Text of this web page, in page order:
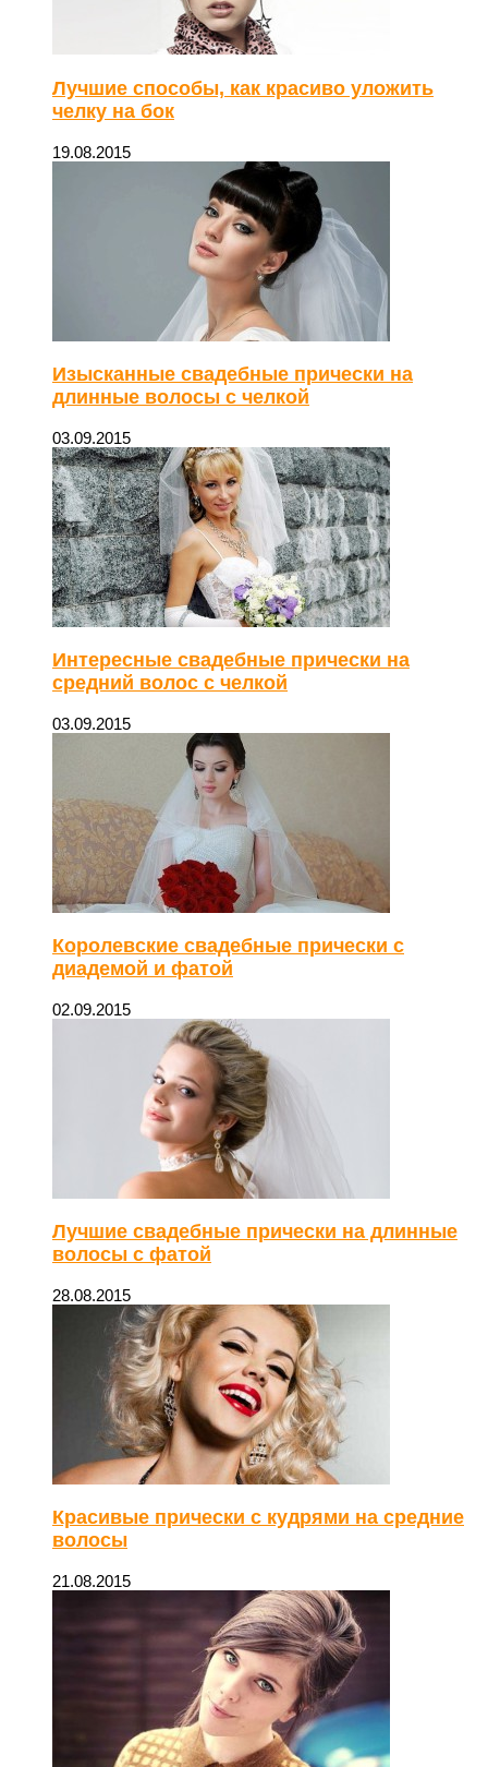
Лучшие способы, как красиво уложить
челку на бок
19.08.2015
Изысканные свадебные прически на
длинные волосы с челкой
03.09.2015
Интересные свадебные прически на
средний волос с челкой
03.09.2015
Королевские свадебные прически с
диадемой и фатой
02.09.2015
Лучшие свадебные прически на длинные
волосы с фатой
28.08.2015
Красивые прически с кудрями на средние
волосы
21.08.2015